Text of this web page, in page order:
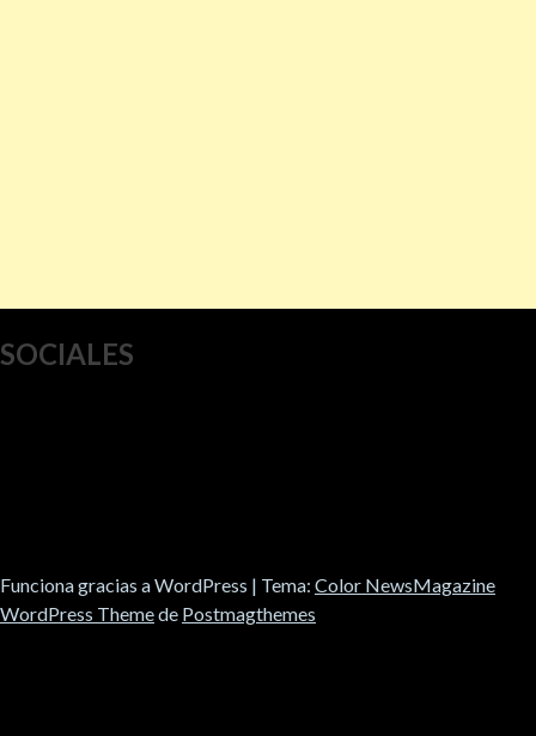
SOCIALES
Funciona gracias a WordPress | Tema: Color NewsMagazine
WordPress Themede Postmagthemes